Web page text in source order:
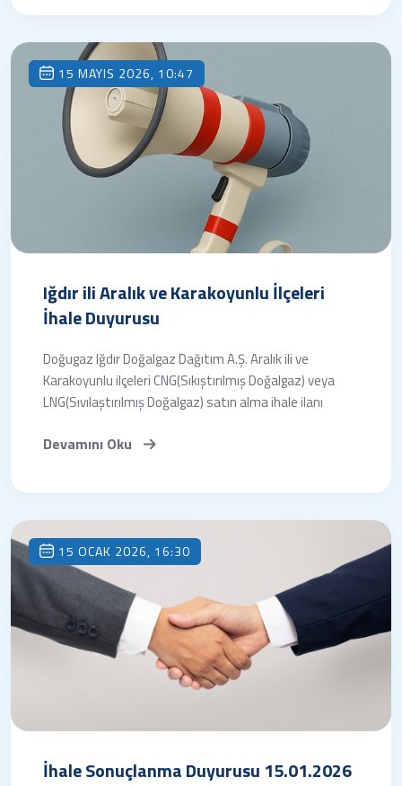
15 MAYIS 2026, 10:47
Iğdır ili Aralık ve Karakoyunlu İlçeleri
İhale Duyurusu
Doğugaz Iğdır Doğalgaz Dağıtım A.Ş. Aralık ili ve
Karakoyunlu ilçeleri CNG(Sıkıştırılmış Doğalgaz) veya
LNG(Sıvılaştırılmış Doğalgaz) satın alma ihale ilanı
Devamını Oku
15 OCAK 2026, 16:30
İhale Sonuçlanma Duyurusu 15.01.2026